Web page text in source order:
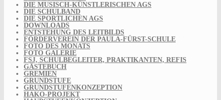
DIE MUSISCH-KÜNSTLERISCHEN AGS
DIE SCHULBAND
DIE SPORTLICHEN AGS
DOWNLOADS
ENTSTEHUNG DES LEITBILDS
FÖRDERVEREIN DER PAULA-FÜRST-SCHULE
FOTO DES MONATS
FOTO GALERIE
FSJ, SCHULBEGLEITER, PRAKTIKANTEN, REFIS
GÄSTEBUCH
GREMIEN
GRUNDSTUFE
GRUNDSTUFENKONZEPTION
HAKO-PROJEKT